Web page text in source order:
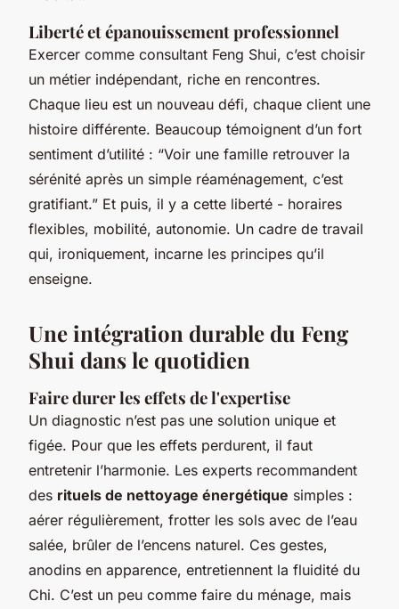
Liberté et épanouissement professionnel
Exercer comme consultant Feng Shui, c’est choisir
un métier indépendant, riche en rencontres.
Chaque lieu est un nouveau défi, chaque client une
histoire différente. Beaucoup témoignent d’un fort
sentiment d’utilité : “Voir une famille retrouver la
sérénité après un simple réaménagement, c’est
gratifiant.” Et puis, il y a cette liberté - horaires
flexibles, mobilité, autonomie. Un cadre de travail
qui, ironiquement, incarne les principes qu’il
enseigne.
Une intégration durable du Feng
Shui dans le quotidien
Faire durer les effets de l'expertise
Un diagnostic n’est pas une solution unique et
figée. Pour que les effets perdurent, il faut
entretenir l’harmonie. Les experts recommandent
des rituels de nettoyage énergétique simples :
aérer régulièrement, frotter les sols avec de l’eau
salée, brûler de l’encens naturel. Ces gestes,
anodins en apparence, entretiennent la fluidité du
Chi. C’est un peu comme faire du ménage, mais